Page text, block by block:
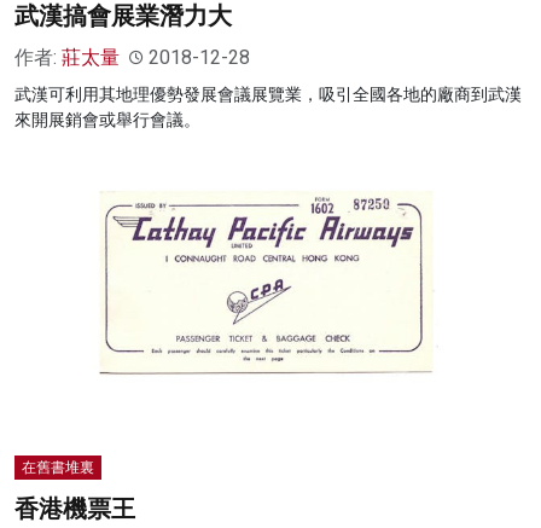
武漢搞會展業潛力大
作者: 莊太量 2018-12-28
武漢可利用其地理優勢發展會議展覽業，吸引全國各地的廠商到武漢
來開展銷會或舉行會議。
在舊書堆裏
香港機票王